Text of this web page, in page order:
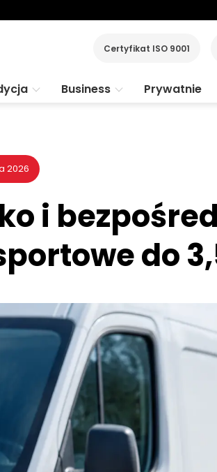
Certyfikat ISO 9001
Business Prywatnie
2026
i
do